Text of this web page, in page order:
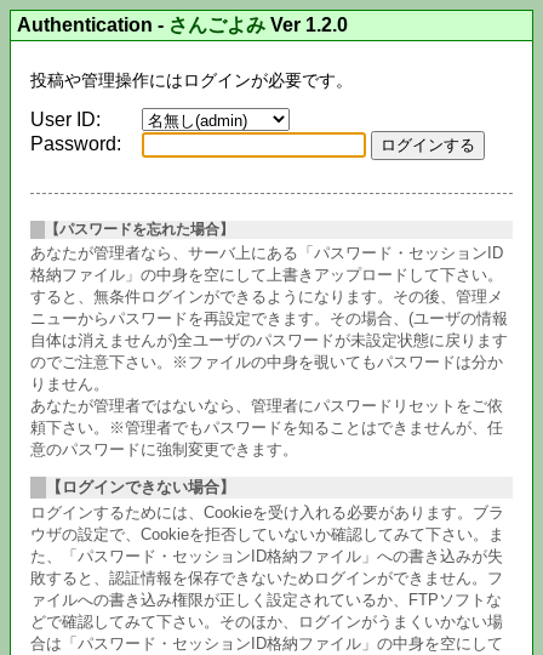
Authentication - さんごよみVer 1.2.0
投稿や管理操作にはログインが必要です。
User ID:
Password:
【パスワードを忘れた場合】
あなたが管理者なら、サーバ上にある「パスワード・セッションID
格納ファイル」の中身を空にして上書きアップロードして下さい。
すると、無条件ログインができるようになります。その後、管理メ
ニューからパスワードを再設定できます。その場合、(ユーザの情報
自体は消えませんが)全ユーザのパスワードが未設定状態に戻ります
のでご注意下さい。※ファイルの中身を覗いてもパスワードは分か
りません。
あなたが管理者ではないなら、管理者にパスワードリセットをご依
頼下さい。※管理者でもパスワードを知ることはできませんが、任
意のパスワードに強制変更できます。
【ログインできない場合】
ログインするためには、Cookieを受け入れる必要があります。ブラ
ウザの設定で、Cookieを拒否していないか確認してみて下さい。ま
た、「パスワード・セッションID格納ファイル」への書き込みが失
敗すると、認証情報を保存できないためログインができません。フ
ァイルへの書き込み権限が正しく設定されているか、FTPソフトな
どで確認してみて下さい。そのほか、ログインがうまくいかない場
合は「パスワード・セッションID格納ファイル」の中身を空にして